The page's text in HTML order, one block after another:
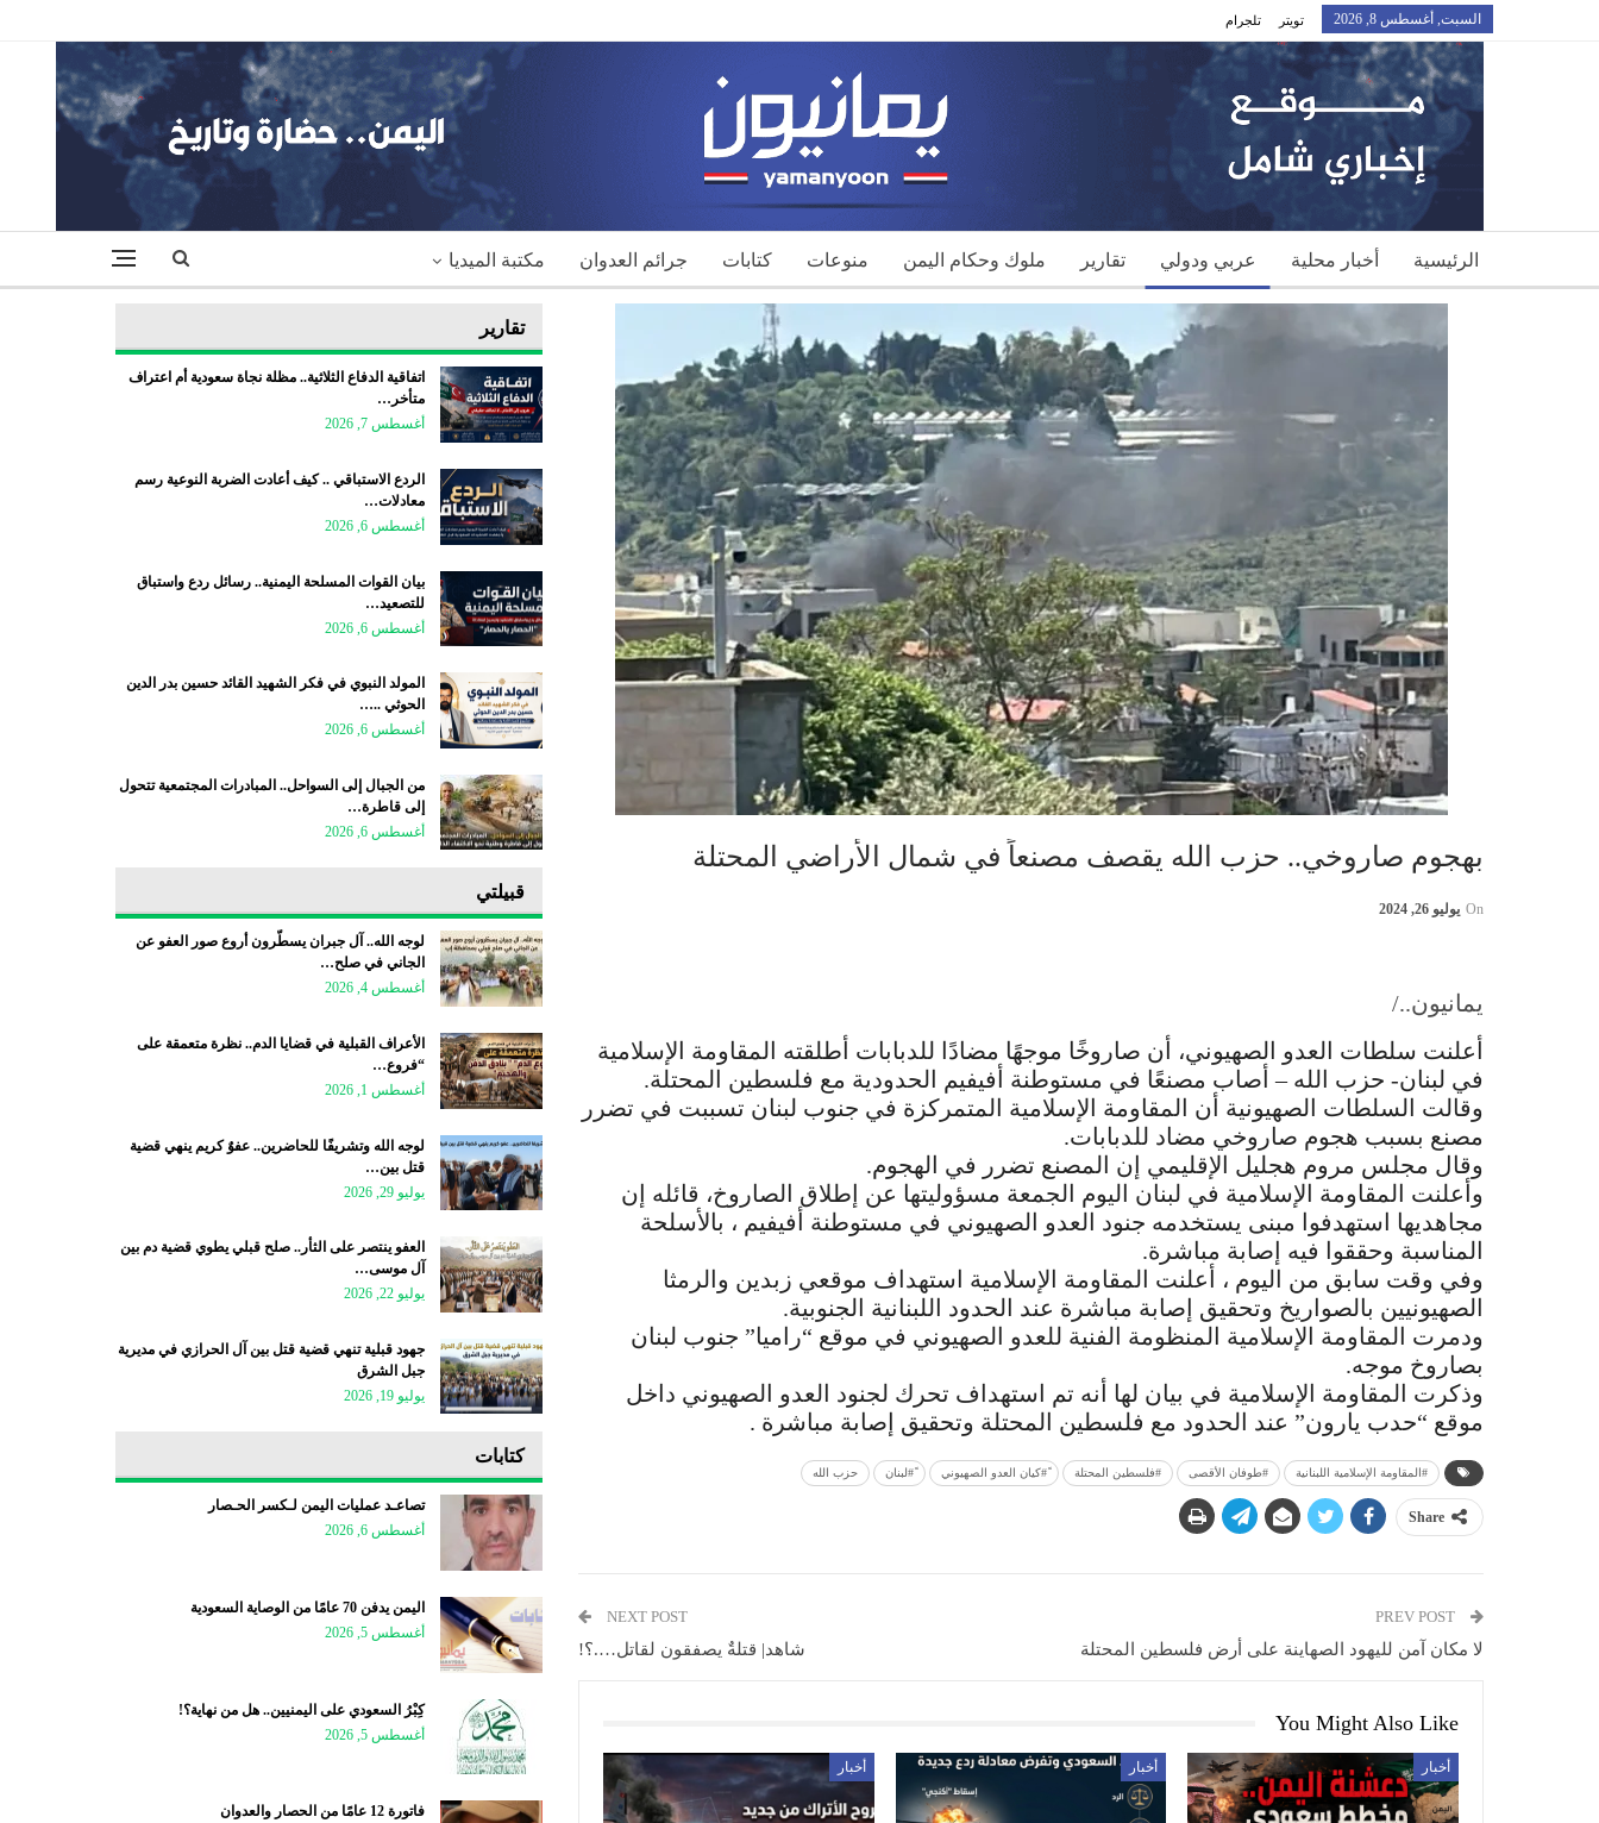
السبت, أغسطس 8, 2026 تويتر تلجرام
الرئيسية أخبار محلية عربي ودولي تقارير ملوك وحكام اليمن منوعات كتابات جرائم العدوان مكتبة الميديا
بهجوم صاروخي.. حزب الله يقصف مصنعاً في شمال الأراضي المحتلة
On يوليو 26, 2024
يمانيون../
أعلنت سلطات العدو الصهيوني، أن صاروخًا موجهًا مضادًا للدبابات أطلقته المقاومة الإسلامية
في لبنان- حزب الله – أصاب مصنعًا في مستوطنة أفيفيم الحدودية مع فلسطين المحتلة.
وقالت السلطات الصهيونية أن المقاومة الإسلامية المتمركزة في جنوب لبنان تسببت في تضرر
مصنع بسبب هجوم صاروخي مضاد للدبابات.
وقال مجلس مروم هجليل الإقليمي إن المصنع تضرر في الهجوم.
وأعلنت المقاومة الإسلامية في لبنان اليوم الجمعة مسؤوليتها عن إطلاق الصاروخ، قائله إن
مجاهديها استهدفوا مبنى يستخدمه جنود العدو الصهيوني في مستوطنة أفيفيم ، بالأسلحة
المناسبة وحققوا فيه إصابة مباشرة.
وفي وقت سابق من اليوم ، أعلنت المقاومة الإسلامية استهداف موقعي زبدين والرمثا
الصهيونيين بالصواريخ وتحقيق إصابة مباشرة عند الحدود اللبنانية الجنوبية.
ودمرت المقاومة الإسلامية المنظومة الفنية للعدو الصهيوني في ‏موقع “راميا” جنوب لبنان
بصاروخ موجه.
وذكرت المقاومة الإسلامية في بيان لها أنه تم استهداف تحرك لجنود العدو ‏الصهيوني داخل
موقع “حدب يارون” عند الحدود مع فلسطين المحتلة وتحقيق إصابة مباشرة .
#المقاومة الإسلامية اللبنانية #طوفان الأقصى ً#كيان العدو الصهيوني ً#لبنان حزب الله
Share
لا مكان آمن لليهود الصهاينة على أرض فلسطين المحتلة
NEXT POST
شاهد| قتلةٌ يصفقون لقاتل….؟!
You Might Also Like
أخبار أخبار أخبار
تقارير
اتفاقية الدفاع الثلاثية.. مظلة نجاة سعودية أم اعتراف
متأخر…
أغسطس 7, 2026
الردع الاستباقي .. كيف أعادت الضربة النوعية رسم
معادلات…
أغسطس 6, 2026
بيان القوات المسلحة اليمنية.. رسائل ردع واستباق
للتصعيد…
أغسطس 6, 2026
المولد النبوي في فكر الشهيد القائد حسين بدر الدين
الحوثي ..…
أغسطس 6, 2026
من الجبال إلى السواحل.. المبادرات المجتمعية تتحول
إلى قاطرة…
أغسطس 6, 2026
قبيلتي
لوجه الله.. آل جبران يسطّرون أروع صور العفو عن
الجاني في صلح…
أغسطس 4, 2026
الأعراف القبلية في قضايا الدم.. نظرة متعمقة على
“فروع…
أغسطس 1, 2026
لوجه الله وتشريفًا للحاضرين.. عفوٌ كريم ينهي قضية
قتل بين…
يوليو 29, 2026
العفو ينتصر على الثأر.. صلح قبلي يطوي قضية دم بين
آل موسى…
يوليو 22, 2026
جهود قبلية تنهي قضية قتل بين آل الحرازي في مديرية
جبل الشرق
يوليو 19, 2026
كتابات
تصاعـد عمليات اليمن لـكسر الحـصار
أغسطس 6, 2026
اليمن يدفن 70 عامًا من الوصاية السعودية
أغسطس 5, 2026
كِبْرُ السعودي على اليمنيين.. هل من نهاية؟!
أغسطس 5, 2026
فاتورة 12 عامًا من الحصار والعدوان